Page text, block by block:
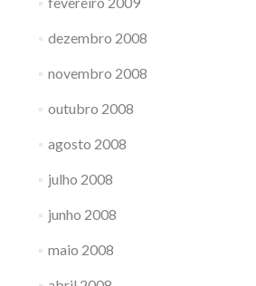
dezembro 2008
novembro 2008
outubro 2008
agosto 2008
julho 2008
junho 2008
maio 2008